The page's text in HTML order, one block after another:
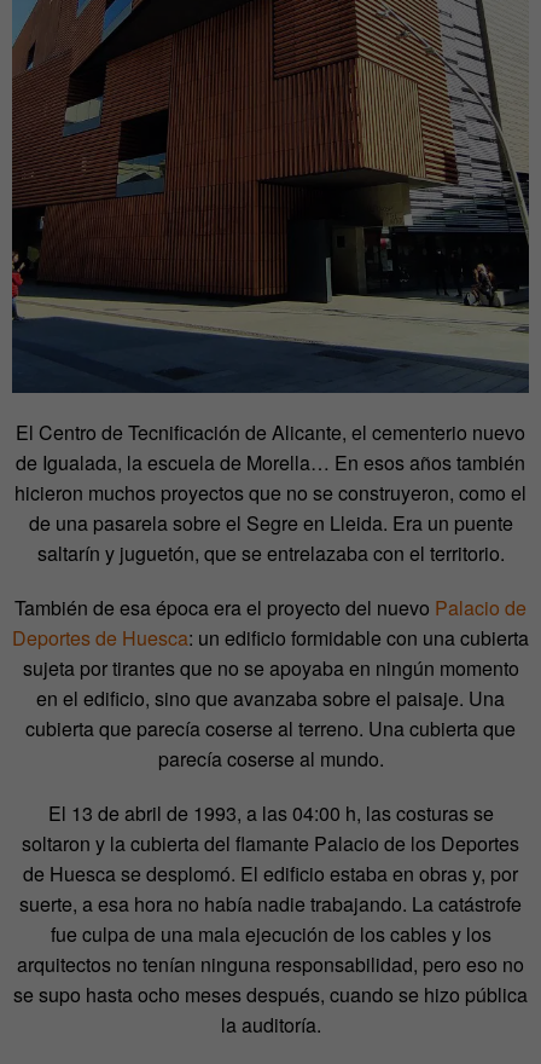
El Centro de Tecnificación de Alicante, el cementerio nuevo
de Igualada, la escuela de Morella… En esos años también
hicieron muchos proyectos que no se construyeron, como el
de una pasarela sobre el Segre en Lleida. Era un puente
saltarín y juguetón, que se entrelazaba con el territorio.
También de esa época era el proyecto del nuevo Palacio de
Deportes de Huesca: un edificio formidable con una cubierta
sujeta por tirantes que no se apoyaba en ningún momento
en el edificio, sino que avanzaba sobre el paisaje. Una
cubierta que parecía coserse al terreno. Una cubierta que
parecía coserse al mundo.
El 13 de abril de 1993, a las 04:00 h, las costuras se
soltaron y la cubierta del flamante Palacio de los Deportes
de Huesca se desplomó. El edificio estaba en obras y, por
suerte, a esa hora no había nadie trabajando. La catástrofe
fue culpa de una mala ejecución de los cables y los
arquitectos no tenían ninguna responsabilidad, pero eso no
se supo hasta ocho meses después, cuando se hizo pública
la auditoría.